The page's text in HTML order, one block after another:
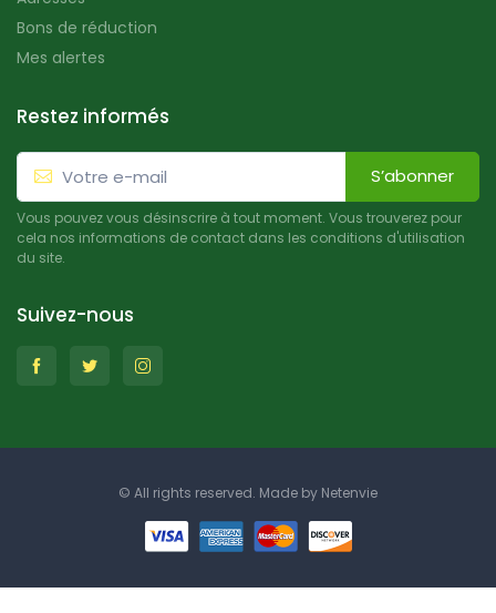
Bons de réduction
Mes alertes
Restez informés
S’abonner
Vous pouvez vous désinscrire à tout moment. Vous trouverez pour
cela nos informations de contact dans les conditions d'utilisation
du site.
Suivez-nous
© All rights reserved. Made by Netenvie